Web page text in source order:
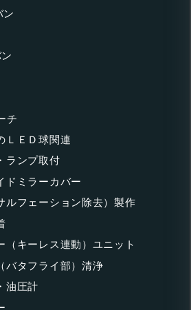
ン
チ
ＬＥＤ球関連
ランプ取付
ドミラーカバー
ルフェーション除去）製作
（キーレス連動）ユニット
バタフライ部）清浄
油圧計